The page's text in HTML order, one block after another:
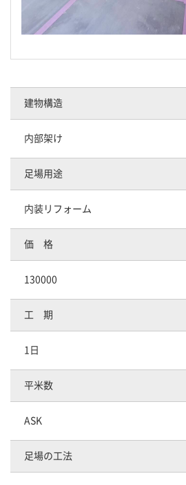
建物構造
内部架け
足場用途
内装リフォーム
価 格
130000
工 期
1日
平米数
ASK
足場の工法